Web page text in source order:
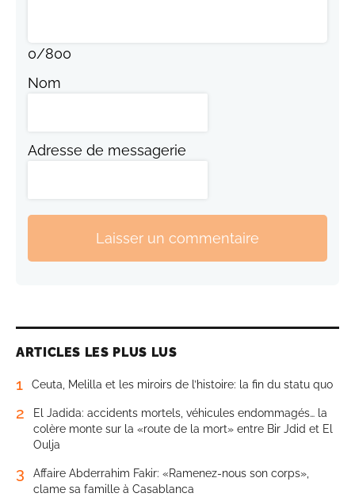
0/800
Nom
Adresse de messagerie
Laisser un commentaire
ARTICLES LES PLUS LUS
1 Ceuta, Melilla et les miroirs de l’histoire: la fin du statu quo
2
El Jadida: accidents mortels, véhicules endommagés… la
colère monte sur la «route de la mort» entre Bir Jdid et El
Oulja
3
Affaire Abderrahim Fakir: «Ramenez-nous son corps»,
clame sa famille à Casablanca